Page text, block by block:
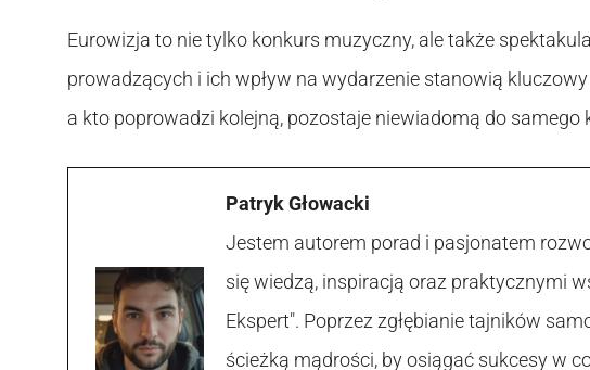
Eurowizja to nie tylko konkurs muzyczny, ale także
prowadzących i ich wpływ na wydarzenie stanowią
a kto poprowadzi kolejną, pozostaje niewiadomą do samego
Patryk Głowacki
Jestem autorem porad i pasjonatem
się wiedzą, inspiracją oraz praktycznymi
Ekspert". Poprzez zgłębianie tajników
ścieżką mądrości, by osiągać sukcesy w